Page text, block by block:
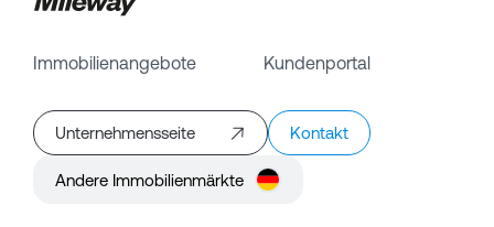
Immobilienangebote Kundenportal
Unternehmensseite Kontakt
Andere Immobilienmärkte